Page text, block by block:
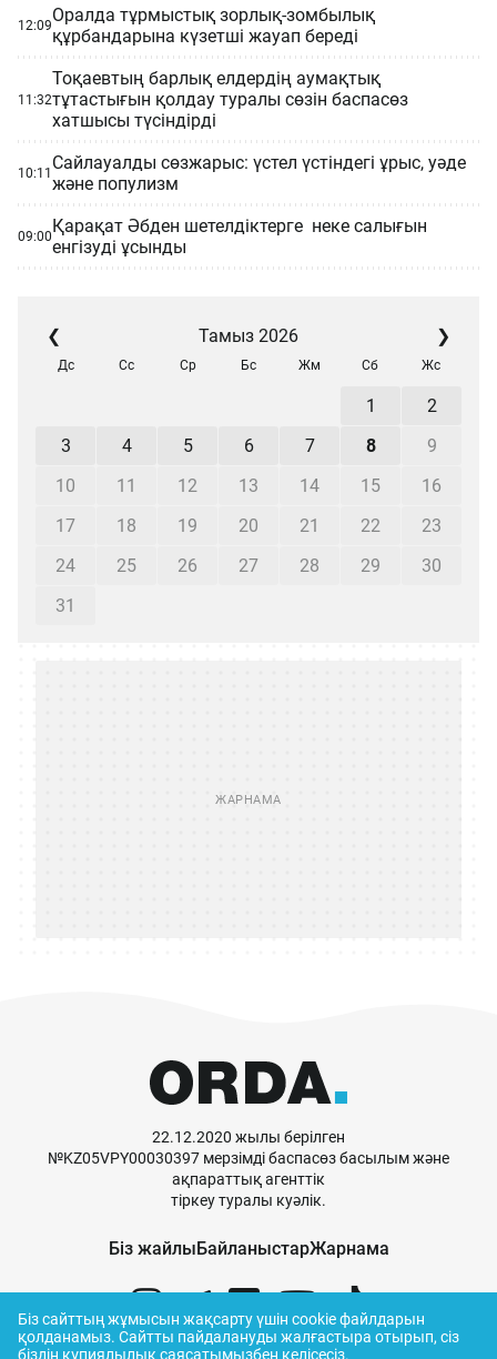
12:09Оралда тұрмыстық зорлық-зомбылық
құрбандарына күзетші жауап береді
11:32
Тоқаевтың барлық елдердің аумақтық
тұтастығын қолдау туралы сөзін баспасөз
хатшысы түсіндірді
10:11 Сайлауалды сөзжарыс: үстел үстіндегі ұрыс, уәде
және популизм
09:00Қарақат Әбден шетелдіктерге неке салығын
енгізуді ұсынды
❮ Тамыз 2026 ❯
Дс Сс Ср Бс Жм Сб Жс
1
2
3
4 5 6 7 8
9
10
11 12 13 14 15
16
17
18 19 20 21 22
23
24
25 26 27 28 29
30
31
22.12.2020 жылы берілген
№KZ05VPY00030397 мерзімді баспасөз басылым және
ақпараттық агенттік
тіркеу туралы куәлік.
Біз жайлыБайланыстарЖарнама
Біз сайттың жұмысын жақсарту үшін cookie файлдарын
қолданамыз. Сайтты пайдалануды жалғастыра отырып, сіз
біздің құпиялылық саясатымызбен келісесіз.